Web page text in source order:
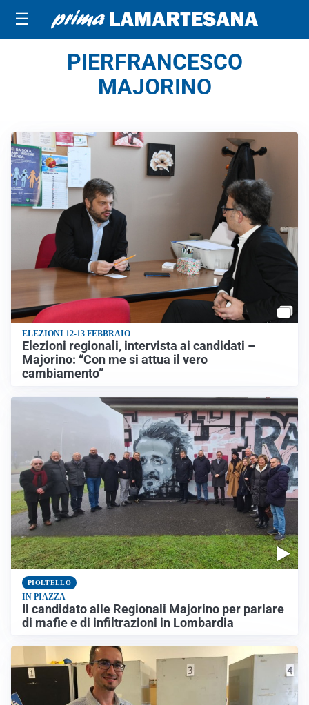
☰
PIERFRANCESCO
MAJORINO
ELEZIONI 12-13 FEBBRAIO
Elezioni regionali, intervista ai candidati –
Majorino: “Con me si attua il vero
cambiamento”
PIOLTELLO
IN PIAZZA
Il candidato alle Regionali Majorino per parlare
di mafie e di infiltrazioni in Lombardia